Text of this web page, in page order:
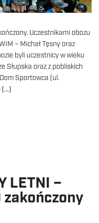
Uczestnikami obozu
– Michał Tęsny oraz
byli uczestnicy w wieku
Słupska oraz z pobliskich
Sportowca (ul.
[…]
LETNI –
zakończony